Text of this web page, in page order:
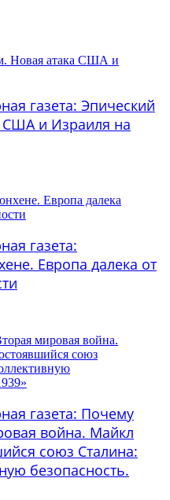
газета: Эпический
США и Израиля на
газета:
Европа далека от
газета: Почему
война. Майкл
союз Сталина:
безопасность.